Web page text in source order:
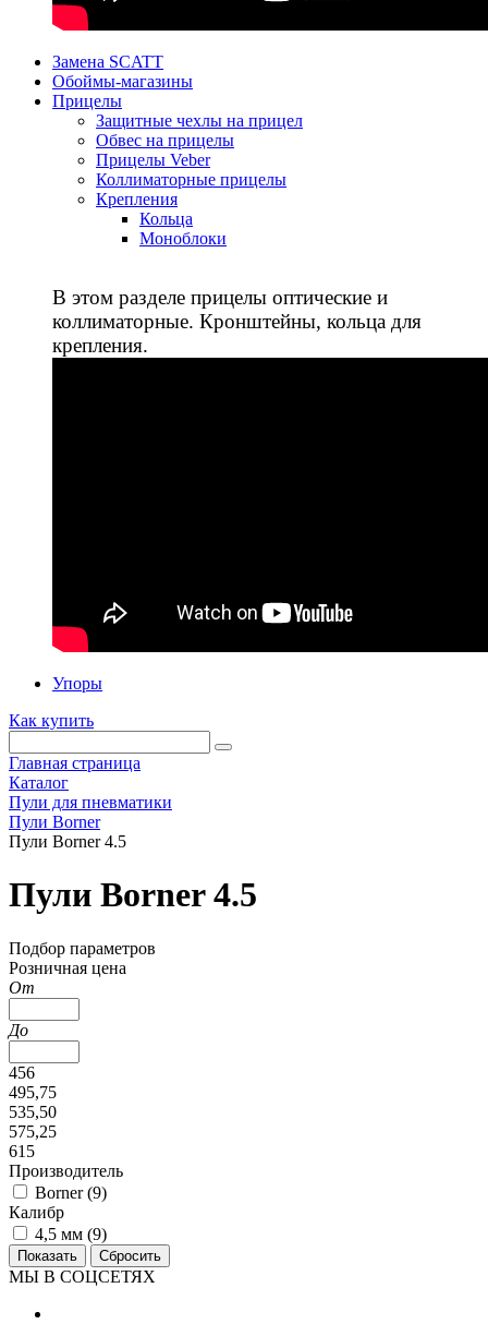
Замена SCATT
Обоймы-магазины
Прицелы
Защитные чехлы на прицел
Обвес на прицелы
Прицелы Veber
Коллиматорные прицелы
Крепления
Кольца
Моноблоки
В этом разделе прицелы оптические и
коллиматорные. Кронштейны, кольца для
крепления.
Упоры
Как купить
Главная страница
Каталог
Пули для пневматики
Пули Borner
Пули Borner 4.5
Пули Borner 4.5
Подбор параметров
Розничная цена
От
До
456
495,75
535,50
575,25
615
Производитель
Borner (9)
Калибр
4,5 мм (9)
МЫ В СОЦСЕТЯХ